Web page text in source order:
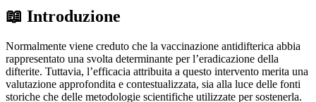
📖 Introduzione
Normalmente viene creduto che la vaccinazione antidifterica abbia
rappresentato una svolta determinante per l’eradicazione della
difterite. Tuttavia, l’efficacia attribuita a questo intervento merita una
valutazione approfondita e contestualizzata, sia alla luce delle fonti
storiche che delle metodologie scientifiche utilizzate per sostenerla.